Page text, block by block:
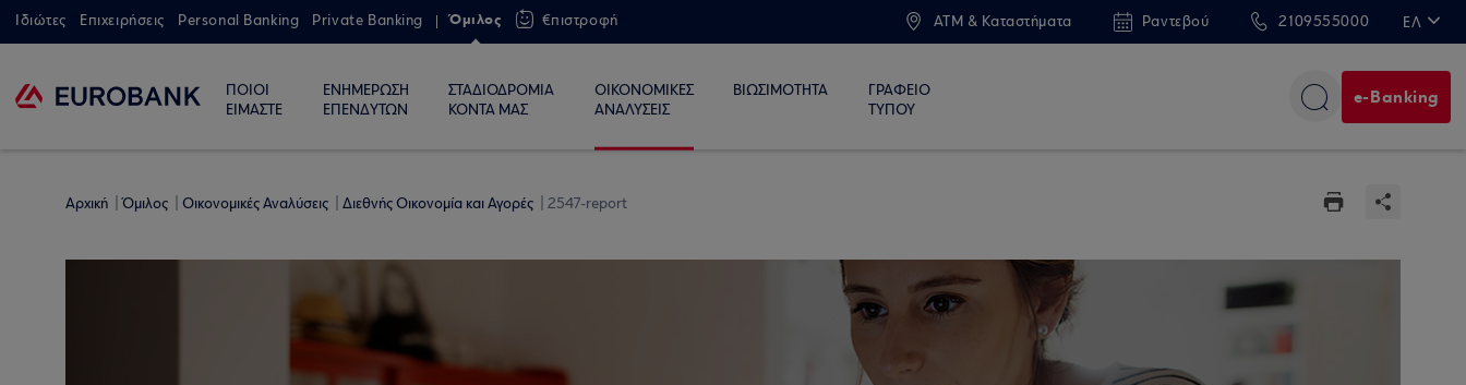
Ιδιώτες Επιχειρήσεις Personal Banking Private Banking Όμιλος €πιστροφή ATM & Καταστήματα Ραντεβού 2109555000 ΕΛ
ΠΟΙΟΙ
ΕΙΜΑΣΤΕ
ΕΝΗΜΕΡΩΣΗ
ΕΠΕΝΔΥΤΩΝ
ΣΤΑΔΙΟΔΡΟΜΙΑ
ΚΟΝΤΑ ΜΑΣ
ΟΙΚΟΝΟΜΙΚΕΣ
ΑΝΑΛΥΣΕΙΣ
ΒΙΩΣΙΜΟΤΗΤΑ
ΓΡΑΦΕΙΟ
ΤΥΠΟΥ
e-Banking
Αρχική Όμιλος Οικονομικές Αναλύσεις Διεθνής Οικονομία και Αγορές 2547-report